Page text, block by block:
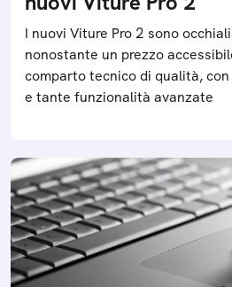
I nuovi Viture Pro 2 sono
nonostante un prezzo
comparto tecnico di qualità,
e tante funzionalità avanzate